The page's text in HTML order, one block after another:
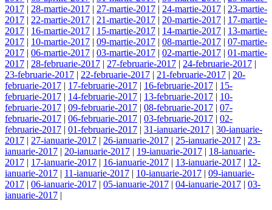
2017 | 28-martie-2017 | 27-martie-2017 | 24-martie-2017 | 23-martie-
2017 | 22-martie-2017 | 21-martie-2017 | 20-martie-2017 | 17-martie-
2017 | 16-martie-2017 | 15-martie-2017 | 14-martie-2017 | 13-martie-
2017 | 10-martie-2017 | 09-martie-2017 | 08-martie-2017 | 07-martie-
2017 | 06-martie-2017 | 03-martie-2017 | 02-martie-2017 | 01-martie-
2017 | 28-februarie-2017 | 27-februarie-2017 | 24-februarie-2017 |
23-februarie-2017 | 22-februarie-2017 | 21-februarie-2017 | 20-
februarie-2017 | 17-februarie-2017 | 16-februarie-2017 | 15-
februarie-2017 | 14-februarie-2017 | 13-februarie-2017 | 10-
februarie-2017 | 09-februarie-2017 | 08-februarie-2017 | 07-
februarie-2017 | 06-februarie-2017 | 03-februarie-2017 | 02-
februarie-2017 | 01-februarie-2017 | 31-ianuarie-2017 | 30-ianuarie-
2017 | 27-ianuarie-2017 | 26-ianuarie-2017 | 25-ianuarie-2017 | 23-
ianuarie-2017 | 20-ianuarie-2017 | 19-ianuarie-2017 | 18-ianuarie-
2017 | 17-ianuarie-2017 | 16-ianuarie-2017 | 13-ianuarie-2017 | 12-
ianuarie-2017 | 11-ianuarie-2017 | 10-ianuarie-2017 | 09-ianuarie-
2017 | 06-ianuarie-2017 | 05-ianuarie-2017 | 04-ianuarie-2017 | 03-
ianuarie-2017 |